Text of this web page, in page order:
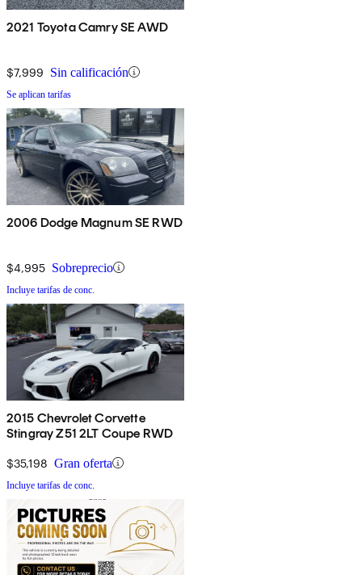
2021 Toyota Camry SE AWD
$7,999 Sin calificación
Se aplican tarifas
2006 Dodge Magnum SE RWD
$4,995 Sobreprecio
Incluye tarifas de conc.
2015 Chevrolet Corvette
Stingray Z51 2LT Coupe RWD
$35,198 Gran oferta
Incluye tarifas de conc.